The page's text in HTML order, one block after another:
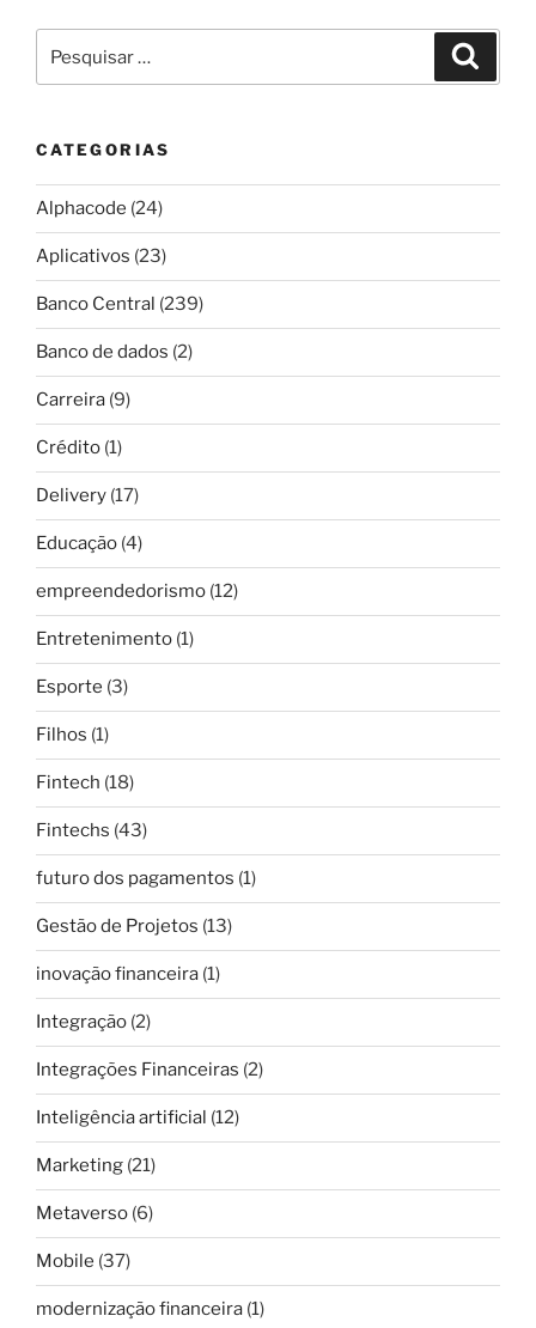
por:
CATEGORIAS
Alphacode (24)
Aplicativos (23)
Banco Central (239)
Banco de dados (2)
Carreira (9)
Crédito (1)
Delivery (17)
Educação (4)
empreendedorismo (12)
Entretenimento (1)
Esporte (3)
Filhos (1)
Fintech (18)
Fintechs (43)
futuro dos pagamentos (1)
Gestão de Projetos (13)
inovação financeira (1)
Integração (2)
Integrações Financeiras (2)
Inteligência artificial (12)
Marketing (21)
Metaverso (6)
Mobile (37)
modernização financeira (1)